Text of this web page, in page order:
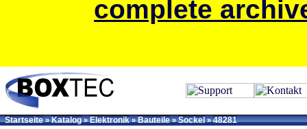
complete
Startseite»Katalog»Elektronik»Bauteile»Sockel»48281